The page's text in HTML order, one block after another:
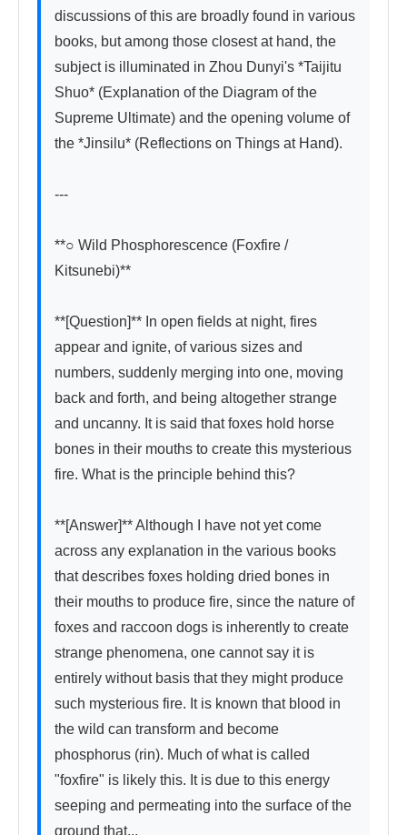
discussions of this are broadly found in various
books, but among those closest at hand, the
subject is illuminated in Zhou Dunyi's *Taijitu
Shuo* (Explanation of the Diagram of the
Supreme Ultimate) and the opening volume of
the *Jinsilu* (Reflections on Things at Hand).
---
**○ Wild Phosphorescence (Foxfire /
Kitsunebi)**
**[Question]** In open fields at night, fires
appear and ignite, of various sizes and
numbers, suddenly merging into one, moving
back and forth, and being altogether strange
and uncanny. It is said that foxes hold horse
bones in their mouths to create this mysterious
fire. What is the principle behind this?
**[Answer]** Although I have not yet come
across any explanation in the various books
that describes foxes holding dried bones in
their mouths to produce fire, since the nature of
foxes and raccoon dogs is inherently to create
strange phenomena, one cannot say it is
entirely without basis that they might produce
such mysterious fire. It is known that blood in
the wild can transform and become
phosphorus (rin). Much of what is called
"foxfire" is likely this. It is due to this energy
seeping and permeating into the surface of the
ground that...